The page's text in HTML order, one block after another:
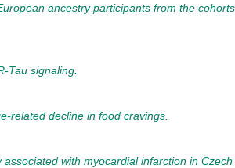
ancestry participants from the
Tau signaling.
related decline in food cravings.
with myocardial infarction in Czech